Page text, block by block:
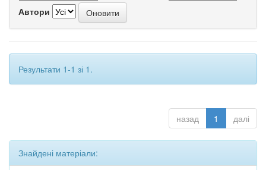
Автори
Результати 1-1 зі 1.
назад 1 далі
Знайдені матеріали: